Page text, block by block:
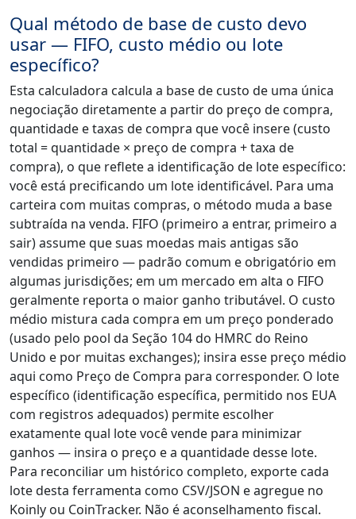
Qual método de base de custo devo
usar — FIFO, custo médio ou lote
específico?
Esta calculadora calcula a base de custo de uma única
negociação diretamente a partir do preço de compra,
quantidade e taxas de compra que você insere (custo
total = quantidade × preço de compra + taxa de
compra), o que reflete a identificação de lote específico:
você está precificando um lote identificável. Para uma
carteira com muitas compras, o método muda a base
subtraída na venda. FIFO (primeiro a entrar, primeiro a
sair) assume que suas moedas mais antigas são
vendidas primeiro — padrão comum e obrigatório em
algumas jurisdições; em um mercado em alta o FIFO
geralmente reporta o maior ganho tributável. O custo
médio mistura cada compra em um preço ponderado
(usado pelo pool da Seção 104 do HMRC do Reino
Unido e por muitas exchanges); insira esse preço médio
aqui como Preço de Compra para corresponder. O lote
específico (identificação específica, permitido nos EUA
com registros adequados) permite escolher
exatamente qual lote você vende para minimizar
ganhos — insira o preço e a quantidade desse lote.
Para reconciliar um histórico completo, exporte cada
lote desta ferramenta como CSV/JSON e agregue no
Koinly ou CoinTracker. Não é aconselhamento fiscal.